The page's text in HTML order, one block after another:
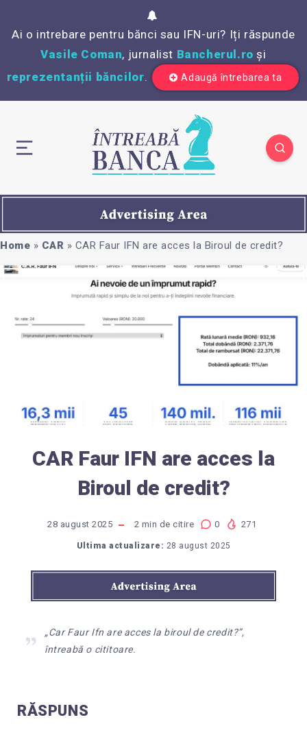
Ai o intrebare pentru bănci sau IFN-uri? Iți răspunde
Vasile Coman, jurnalist Bancherul.ro și
reprezentanții băncilor. Adaugă întrebarea ta
Home » CAR » CAR Faur IFN are acces la Biroul de credit?
CAR Faur IFN are acces la
Biroul de credit?
28 august 2025 2 min de citire 0 271
Ultima actualizare: 28 august 2025
„Car Faur Ifn are acces la biroul de credit?”,
întreabă o cititoare.
RĂSPUNS